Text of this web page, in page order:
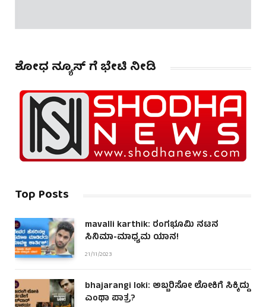
ಶೋಧ ನ್ಯೂಸ್ ಗೆ ಭೇಟಿ ನೀಡಿ
Top Posts
mavalli karthik: ರಂಗಭೂಮಿ ನಟನ
ಸಿನಿಮಾ-ಮಾಧ್ಯಮ ಯಾನ!
21/11/2023
bhajarangi loki: ಅಬ್ಬರಿಸೋ ಲೋಕಿಗೆ ಸಿಕ್ಕಿದ್ದು
ಎಂಥಾ ಪಾತ್ರ?